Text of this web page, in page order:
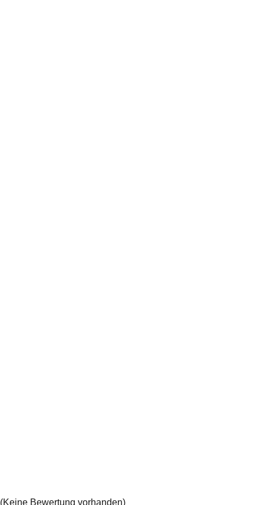
(Keine Bewertung vorhanden)